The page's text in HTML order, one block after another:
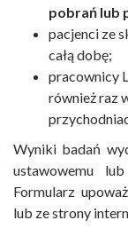
pobrań lub
pacjenci ze
całą dobę;
pracownicy
również raz
Wyniki badań
ustawowemu
Formularz
lub ze strony